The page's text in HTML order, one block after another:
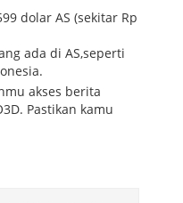
dolar AS (sekitar Rp
ada di AS,seperti
akses berita
Pastikan kamu